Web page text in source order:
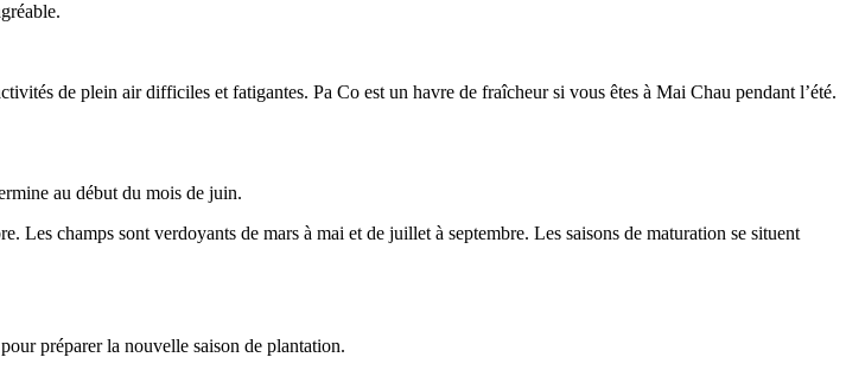
de plein air difficiles et fatigantes. Pa Co est un havre de fraîcheur si vous êtes à Mai Chau pendant l’été.
au début du mois de juin.
Les champs sont verdoyants de mars à mai et de juillet à septembre. Les saisons de maturation se situent
préparer la nouvelle saison de plantation.